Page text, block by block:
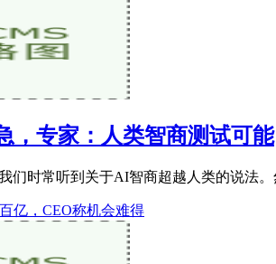
，专家：人类智商测试可能
们时常听到关于AI智商超越人类的说法